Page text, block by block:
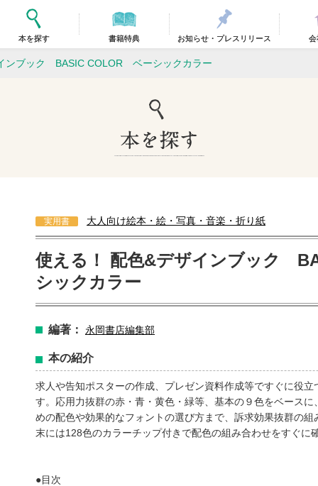
本を探す 書籍特典 お知らせ・プレスリリース 会
ンブック BASIC COLOR ベーシックカラー
実用書 大人向け絵本・絵・写真・音楽・折り紙
使える！ 配色&デザインブック
シックカラー
編著： 永岡書店編集部
本の紹介
求人や告知ポスターの作成、プレゼン資料作成等ですぐに役
す。応用力抜群の赤・青・黄色・緑等、基本の９色をベース
めの配色や効果的なフォントの選び方まで、訴求効果抜群の
末には128色のカラーチップ付きで配色の組み合わせをすぐに
●目次